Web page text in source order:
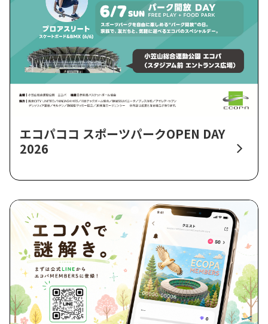
エコパココ スポーツパークOPEN DAY
2026